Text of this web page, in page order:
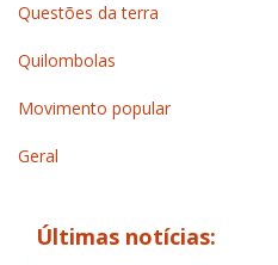
Questões da terra
Quilombolas
Movimento popular
Geral
Últimas notícias: